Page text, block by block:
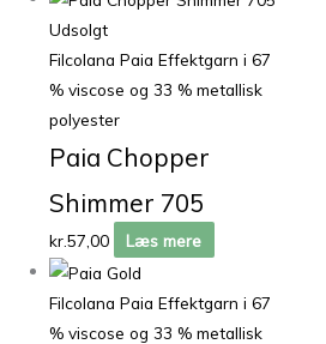
Udsolgt
Filcolana Paia Effektgarn i 67
% viscose og 33 % metallisk
polyester
Paia Chopper
Shimmer 705
kr.57,00 Læs mere
Filcolana Paia Effektgarn i 67
% viscose og 33 % metallisk